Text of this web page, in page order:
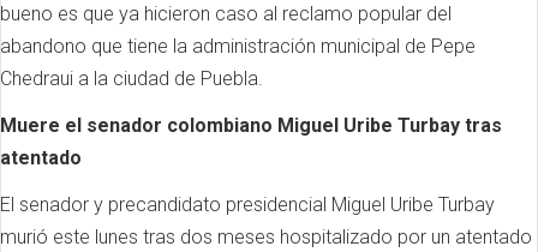
bueno es que ya hicieron caso al reclamo popular del
abandono que tiene la administración municipal de Pepe
Chedraui a la ciudad de Puebla.
Muere el senador colombiano Miguel Uribe Turbay tras
atentado
El senador y precandidato presidencial Miguel Uribe Turbay
murió este lunes tras dos meses hospitalizado por un atentado